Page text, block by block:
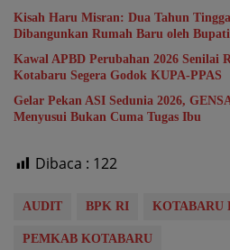
Kisah Haru Misran: Dua Tahun
Dibangunkan Rumah Baru oleh
Kawal APBD Perubahan 2026 Senilai
Kotabaru Segera Godok KUPA-PPAS
Gelar Pekan ASI Sedunia 2026,
Menyusui Bukan Cuma Tugas Ibu
Dibaca : 122
AUDIT BPK RI KOTABARU
PEMKAB KOTABARU